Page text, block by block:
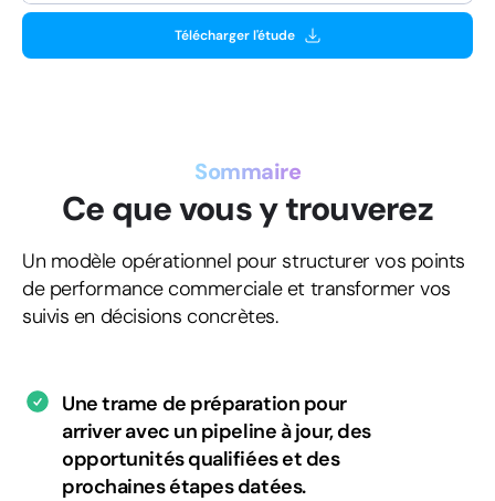
Télécharger l'étude
Sommaire
Ce que vous y trouverez
Un modèle opérationnel pour structurer vos points
de performance commerciale et transformer vos
suivis en décisions concrètes.
Une trame de préparation pour
arriver avec un pipeline à jour, des
opportunités qualifiées et des
prochaines étapes datées.